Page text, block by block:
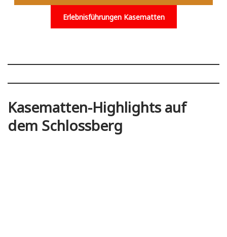
Erlebnisführungen Kasematten
Kasematten-Highlights auf
dem Schlossberg